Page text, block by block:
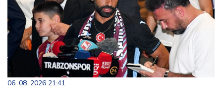
06. 08. 2026 21:41